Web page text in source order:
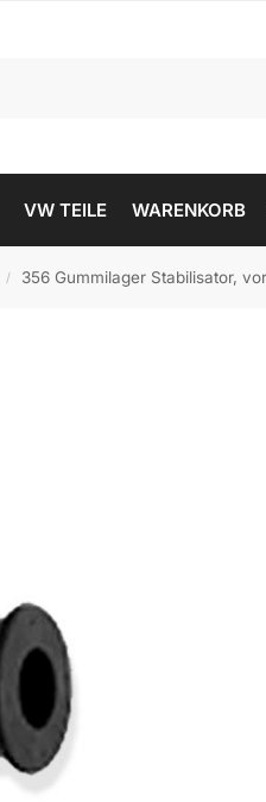
VW TEILE WARENKORB
/ 356 Gummilager Stabilisator,